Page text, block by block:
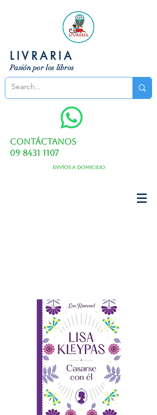
LIVRARIA
Pasión por los libros
Contáctanos
09 8431 1107
Envíos a domicilio